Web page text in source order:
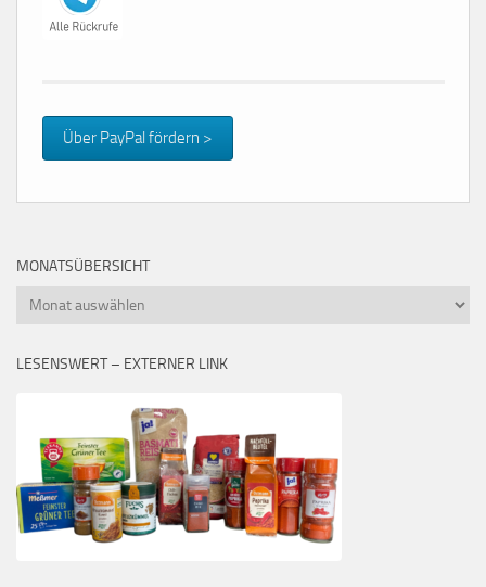
Über PayPal fördern >
MONATSÜBERSICHT
Monatsübersicht
LESENSWERT – EXTERNER LINK